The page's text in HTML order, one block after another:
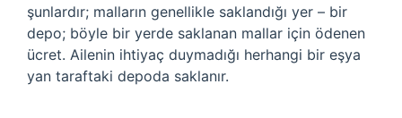
şunlardır; malların genellikle saklandığı yer – bir
depo; böyle bir yerde saklanan mallar için ödenen
ücret. Ailenin ihtiyaç duymadığı herhangi bir eşya
yan taraftaki depoda saklanır.